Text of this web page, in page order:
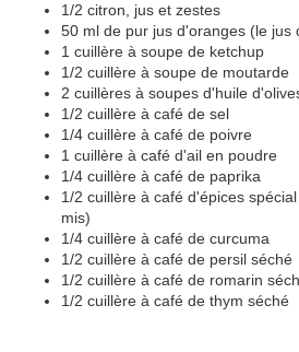
1/2 citron, jus et zestes
50 ml de pur jus d'oranges (le jus
1 cuillère à soupe de ketchup
1/2 cuillère à soupe de moutarde
2 cuillères à soupes d'huile
1/2 cuillère à café de sel
1/4 cuillère à café de poivre
1 cuillère à café d'ail en poudre
1/4 cuillère à café de paprika
1/2 cuillère à café d'épices
mis)
1/4 cuillère à café de curcuma
1/2 cuillère à café de persil séché
1/2 cuillère à café de romarin
1/2 cuillère à café de thym séché